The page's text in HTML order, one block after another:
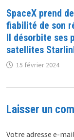
SpaceX prend
fiabilité de son
Il désorbite ses
satellites
15 février 2024
Laisser un
Votre adresse e-